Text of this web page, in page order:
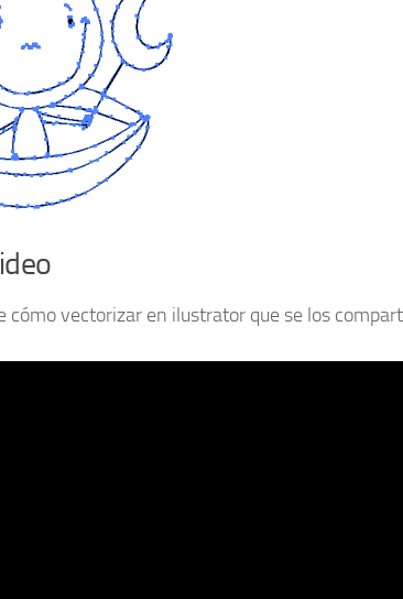
cómo vectorizar en ilustrator que se los